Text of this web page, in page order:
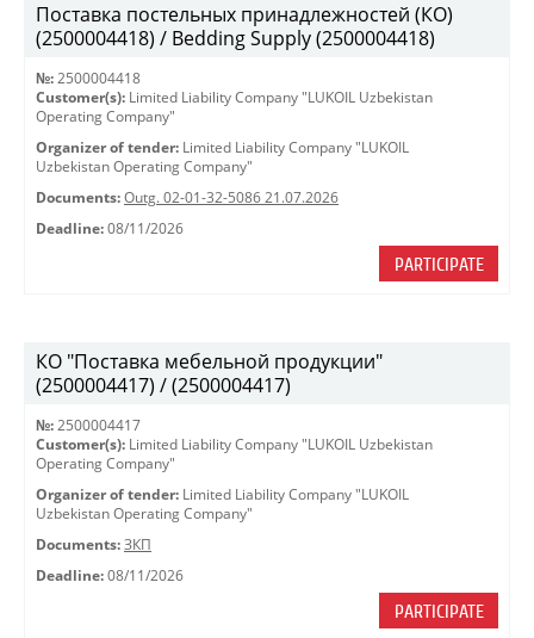
Поставка постельных принадлежностей (КО)
(2500004418) / Bedding Supply (2500004418)
№: 2500004418
Customer(s): Limited Liability Company "LUKOIL Uzbekistan
Operating Company"
Organizer of tender: Limited Liability Company "LUKOIL
Uzbekistan Operating Company"
Documents: Outg. 02-01-32-5086 21.07.2026
Deadline: 08/11/2026
PARTICIPATE
КО "Поставка мебельной продукции"
(2500004417) / (2500004417)
№: 2500004417
Customer(s): Limited Liability Company "LUKOIL Uzbekistan
Operating Company"
Organizer of tender: Limited Liability Company "LUKOIL
Uzbekistan Operating Company"
Documents: ЗКП
Deadline: 08/11/2026
PARTICIPATE